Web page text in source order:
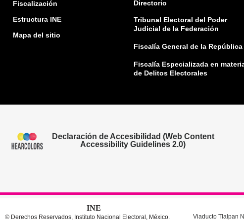
Fiscalización
Estructura INE
Mapa del sitio
Directorio
Tribunal Electoral del Poder
Judicial de la Federación
Fiscalía General de la República
Fiscalía Especializada en
de Delitos Electorales
Declaración de Accesibilidad (Web Content
Accessibility Guidelines 2.0)
INE
© Derechos Reservados, Instituto Nacional Electoral, México. Viaducto Tlalpan